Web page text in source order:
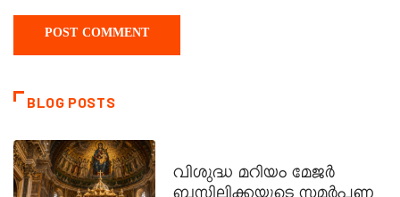
BLOG POSTS
വിശുദ്ധ മറിയം മേജർ